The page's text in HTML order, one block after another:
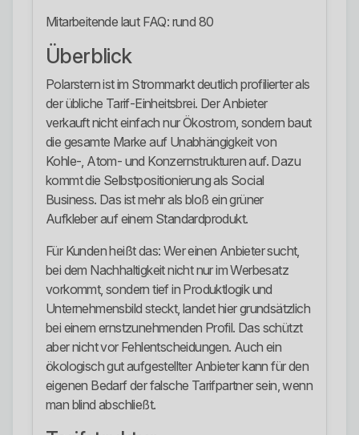
Mitarbeitende laut FAQ: rund 80
Überblick
Polarstern ist im Strommarkt deutlich profilierter als
der übliche Tarif-Einheitsbrei. Der Anbieter
verkauft nicht einfach nur Ökostrom, sondern baut
die gesamte Marke auf Unabhängigkeit von
Kohle-, Atom- und Konzernstrukturen auf. Dazu
kommt die Selbstpositionierung als Social
Business. Das ist mehr als bloß ein grüner
Aufkleber auf einem Standardprodukt.
Für Kunden heißt das: Wer einen Anbieter sucht,
bei dem Nachhaltigkeit nicht nur im Werbesatz
vorkommt, sondern tief in Produktlogik und
Unternehmensbild steckt, landet hier grundsätzlich
bei einem ernstzunehmenden Profil. Das schützt
aber nicht vor Fehlentscheidungen. Auch ein
ökologisch gut aufgestellter Anbieter kann für den
eigenen Bedarf der falsche Tarifpartner sein, wenn
man blind abschließt.